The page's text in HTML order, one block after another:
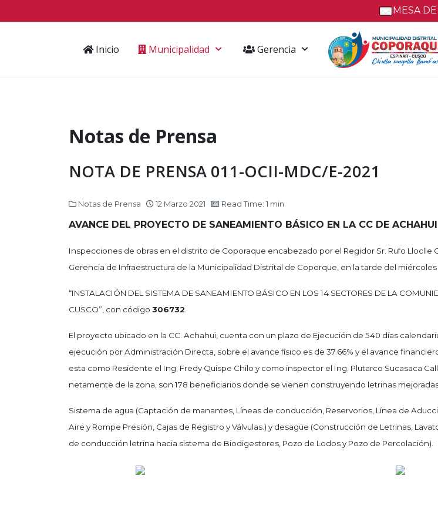
MESA
Inicio Municipalidad Gerencia
Notas de Prensa
NOTA DE PRENSA 011-OCII-MDC/E-2021
Notas de Prensa 12 Marzo 2021 Read Time: 1 min
AVANCE DEL PROYECTO DE SANEAMIENTO BÁSICO EN LA CC DE ACHAHUI
Inspecciones de obras en el distrito de Coporaque encabezado por el Regidor Sr. Rufo
Gerencia de Infraestructura de la Municipalidad Distrital de Coporque, en la tarde del
“INSTALACIÓN DEL SISTEMA DE SANEAMIENTO BÁSICO EN LOS 14 SECTORES DE LA
CUSCO”, con código 306732
El proyecto ubicado en la CC. Achahui, cuenta con un plazo de Ejecución de 540 días
ejecución por Administración Directa, sobre el avance físico es de 37.66% y el avance
esta como Residente el Ing. Fredy Quispe Chilo y como inspector el Ing. Plutarco Sucasaca
netamente de la zona, son 178 beneficiarios donde se vienen construyendo letrinas
Sistema de agua (Captación de manantes, Líneas de conducción, Reservorios, Línea de
Aire y Rompe Presión, Cajas de Registro y Válvulas.) y desagüe (Construcción de Letrinas,
de conducción letrina hacia sistema de Biodigestores, Pozo de Lodos y Pozo de Percolación).